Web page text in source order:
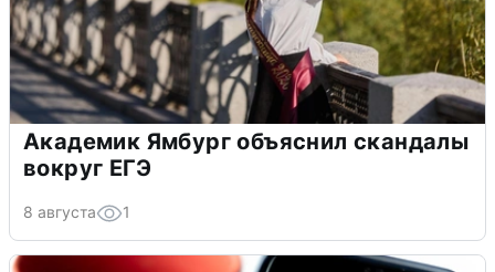
Академик Ямбург объяснил скандалы
вокруг ЕГЭ
8 августа 1